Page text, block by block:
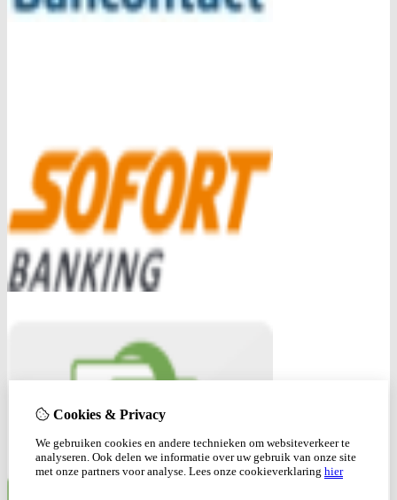
Cookies & Privacy
We gebruiken cookies en andere technieken om websiteverkeer te
analyseren. Ook delen we informatie over uw gebruik van onze site
met onze partners voor analyse. Lees onze cookieverklaring hier